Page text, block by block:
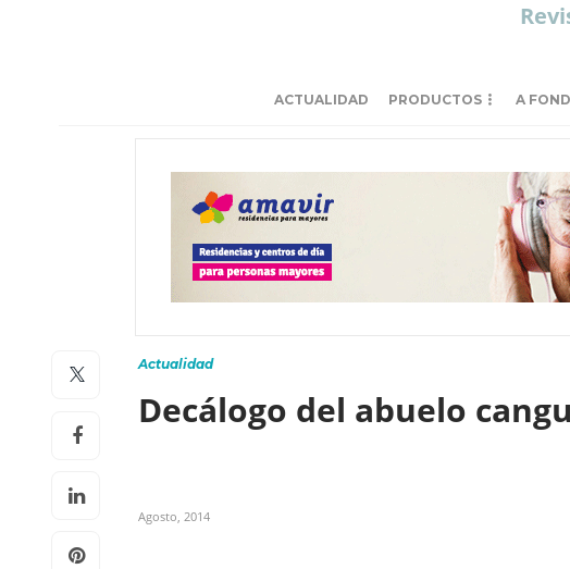
ACTUALIDAD PRODUCTOS A
Actualidad
Decálogo del abuelo
Agosto, 2014